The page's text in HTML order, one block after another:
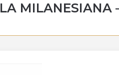
LA MILANESIANA